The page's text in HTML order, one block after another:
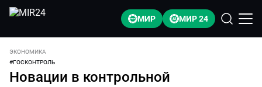
МИР МИР 24
ЭКОНОМИКА
#ГОСКОНТРОЛЬ
Новации в контрольной